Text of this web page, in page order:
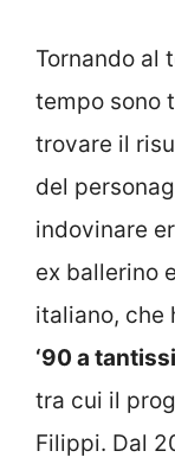
Tornando al
tempo sono
trovare il
del
indovinare
ex ballerino
italiano, che
‘90 a
tra cui il
Filippi. Dal